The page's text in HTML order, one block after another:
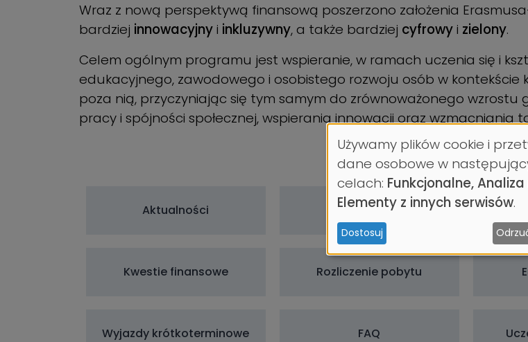
Wraz z nową perspektywą finansową poszerzono założenia
bardziej innowacyjnyi inkluzywny, a także bardziej cyfrowyi zielony.
Celem ogólnym programu jest wspieranie, w ramach uczenia się i
edukacyjnego, zawodowego i osobistego rozwoju osób w kontekście
poza nią, przyczyniając się tym samym do zrównoważonego wzrostu
pracy i spójności społecznej, wspierania innowacji oraz wzmacniania
Aktualności Zasady ogólne
Kwestie finansowe Rozliczenie pobytu
Wyjazdy krótkoterminowe FAQ
Wykorzystanie
danych
osobowych
i
ciasteczek
Używamy plików cookie i
dane osobowe w
celach: Funkcjonalne,
Elementy z innych serwisów.
Dostosuj